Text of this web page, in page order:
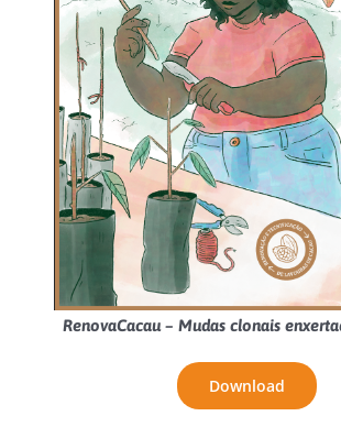
RenovaCacau – Mudas clonais
Download